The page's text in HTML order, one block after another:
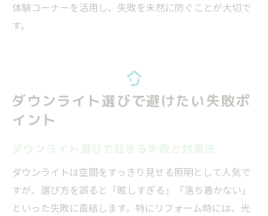
体験コーナーを活用し、失敗を未然に防ぐことが大切で
す。
ダウンライト選びで避けたい失敗ポ
イント
ダウンライト選びで起きる失敗と対策法
ダウンライトは空間をすっきり見せる照明として人気で
すが、選び方を誤ると「眩しすぎる」「落ち着かない」
といった失敗に直結します。特にリフォーム時には、光